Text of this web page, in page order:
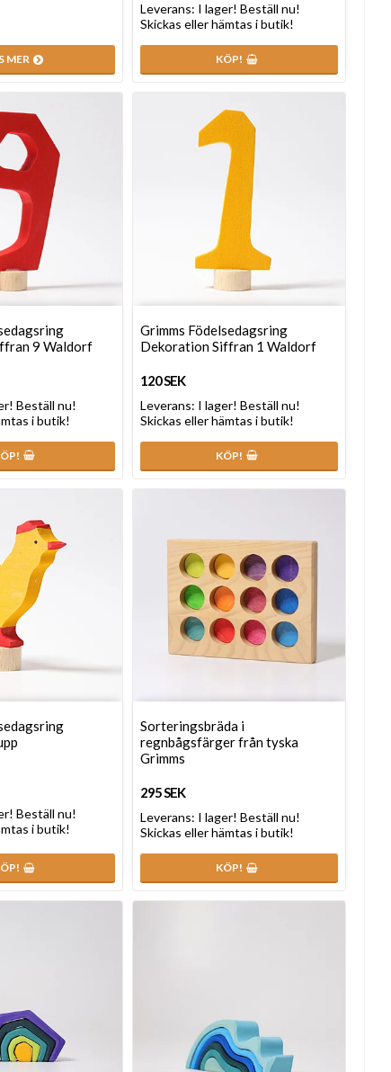
MER
Leverans: I lager! Beställ nu!
Skickas eller hämtas i butik!
KÖP!
9 Waldorf
Beställ nu!
i butik!
Grimms Födelsedagsring
Dekoration Siffran 1 Waldorf
120 SEK
Leverans: I lager! Beställ nu!
Skickas eller hämtas i butik!
KÖP!
Beställ nu!
i butik!
Sorteringsbräda i
regnbågsfärger från tyska
Grimms
295 SEK
Leverans: I lager! Beställ nu!
Skickas eller hämtas i butik!
KÖP!